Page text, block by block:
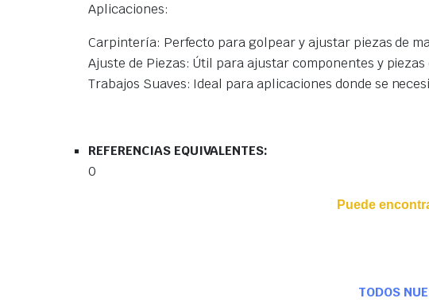
Aplicaciones:
Carpintería: Perfecto para golpear y ajustar piezas de
Ajuste de Piezas: Útil para ajustar componentes y
Trabajos Suaves: Ideal para aplicaciones donde se
REFERENCIAS EQUIVALENTES:
0
Puede
TODOS